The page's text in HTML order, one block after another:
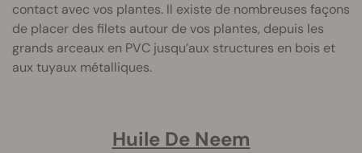
contact avec vos plantes. Il existe de nombreuses façons
de placer des filets autour de vos plantes, depuis les
grands arceaux en PVC jusqu’aux structures en bois et
aux tuyaux métalliques.
Huile De Neem